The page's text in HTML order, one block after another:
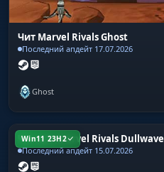
Чит Marvel Rivals Ghost
Последний апдейт 17.07.2026
Ghost
Win11 23H2
Чит для Marvel Rivals Dullwave
Последний апдейт 15.07.2026